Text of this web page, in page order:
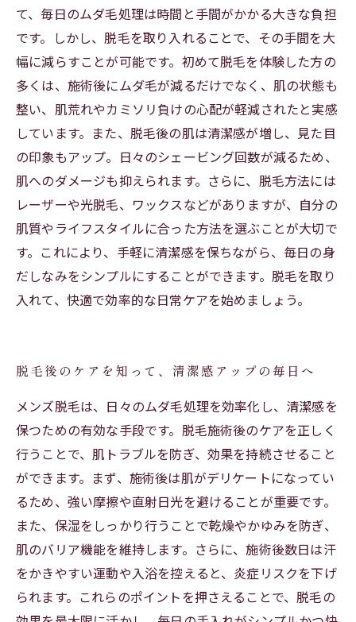
て、毎日のムダ毛処理は時間と手間がかかる大きな負担
です。しかし、脱毛を取り入れることで、その手間を大
幅に減らすことが可能です。初めて脱毛を体験した方の
多くは、施術後にムダ毛が減るだけでなく、肌の状態も
整い、肌荒れやカミソリ負けの心配が軽減されたと実感
しています。また、脱毛後の肌は清潔感が増し、見た目
の印象もアップ。日々のシェービング回数が減るため、
肌へのダメージも抑えられます。さらに、脱毛方法には
レーザーや光脱毛、ワックスなどがありますが、自分の
肌質やライフスタイルに合った方法を選ぶことが大切で
す。これにより、手軽に清潔感を保ちながら、毎日の身
だしなみをシンプルにすることができます。脱毛を取り
入れて、快適で効率的な日常ケアを始めましょう。
脱毛後のケアを知って、清潔感アップの毎日へ
メンズ脱毛は、日々のムダ毛処理を効率化し、清潔感を
保つための有効な手段です。脱毛施術後のケアを正しく
行うことで、肌トラブルを防ぎ、効果を持続させること
ができます。まず、施術後は肌がデリケートになってい
るため、強い摩擦や直射日光を避けることが重要です。
また、保湿をしっかり行うことで乾燥やかゆみを防ぎ、
肌のバリア機能を維持します。さらに、施術後数日は汗
をかきやすい運動や入浴を控えると、炎症リスクを下げ
られます。これらのポイントを押さえることで、脱毛の